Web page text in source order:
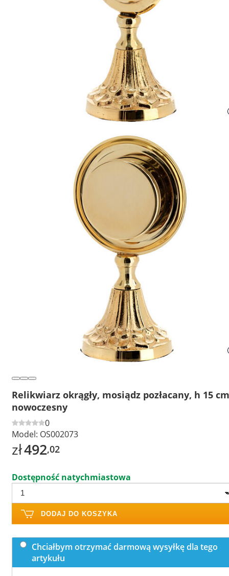
Relikwiarz okrągły, mosiądz pozłacany, h 15
nowoczesny
0
Model: OS002073
zł492,02
Dostępność natychmiastowa
DODAJ DO KOSZYKA
Chciałbym otrzymać darmową wysyłkę dla tego
artykułu